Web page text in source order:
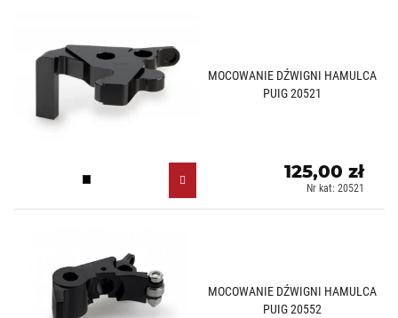
MOCOWANIE DŹWIGNI HAMULCA
PUIG 20521
Czarny (N)
125,00 zł
Nr kat: 20521
MOCOWANIE DŹWIGNI HAMULCA
PUIG 20552